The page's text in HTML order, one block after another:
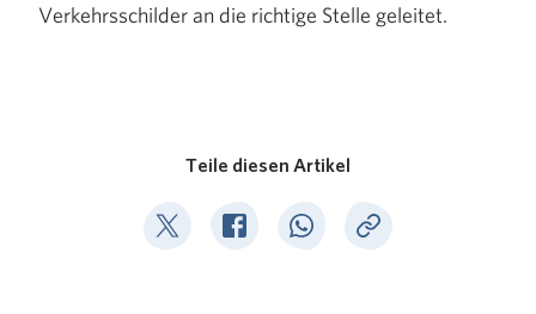
Verkehrsschilder an die richtige Stelle geleitet.
Teile diesen Artikel
Deel op TwitterDeel op Facebook
Deel op WhatsApp
Kopieer link